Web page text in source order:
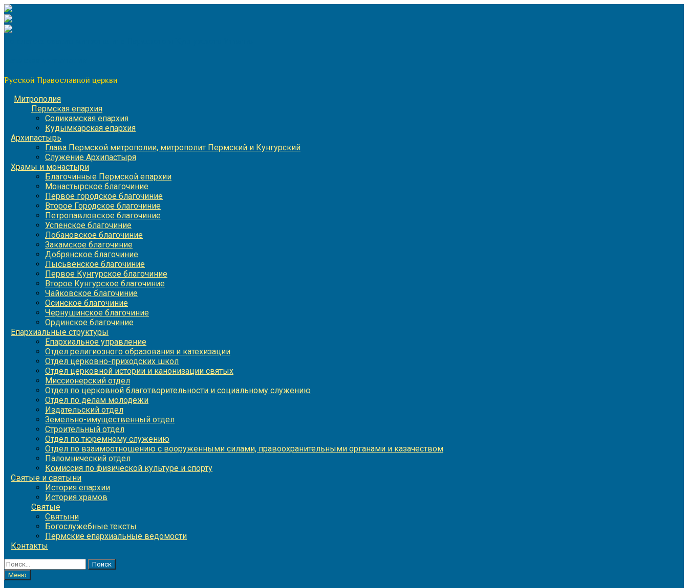
Перейти
к
содержимому
Русской Православной церкви
Митрополия
Пермская епархия
Соликамская епархия
Кудымкарская епархия
Архипастырь
Глава Пермской митрополии, митрополит Пермский и Кунгурский
Служение Архипастыря
Храмы и монастыри
Благочинные Пермской епархии
Монастырское благочиние
Первое городское благочиние
Второе Городское благочиние
Петропавловское благочиние
Успенское благочиние
Лобановское благочиние
Закамское благочиние
Добрянское благочиние
Лысьвенское благочиние
Первое Кунгурское благочиние
Второе Кунгурское благочиние
Чайковское благочиние
Осинское благочиние
Чернушинское благочиние
Ординское благочиние
Епархиальные структуры
Епархиальное управление
Отдел религиозного образования и катехизации
Отдел церковно-приходских школ
Отдел церковной истории и канонизации святых
Миссионерский отдел
Отдел по церковной благотворительности и социальному служению
Отдел по делам молодежи
Издательский отдел
Земельно-имущественный отдел
Строительный отдел
Отдел по тюремному служению
Отдел по взаимоотношению с вооруженными силами, правоохранительными органами и казачеством
Паломнический отдел
Комиссия по физической культуре и спорту
Святые и святыни
История епархии
История храмов
Святые
Святыни
Богослужебные тексты
Пермские епархиальные ведомости
Контакты
Найти:
Меню